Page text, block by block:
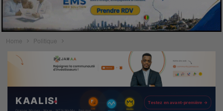
Home Politique